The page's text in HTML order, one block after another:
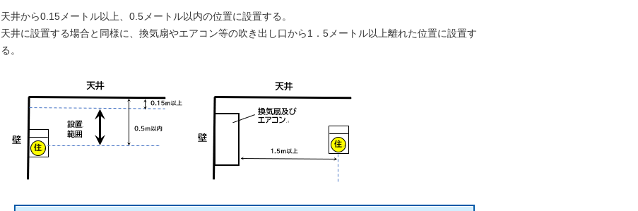
天井から0.15メートル以上、0.5メートル以内の位置に設置する。
天井に設置する場合と同様に、換気扇やエアコン等の吹き出し口から1．5メートル以上離れた位置に設置す
る。